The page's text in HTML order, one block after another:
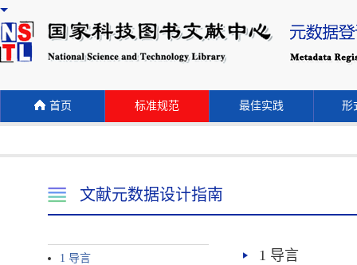
首页 标准规范 最佳实践 形
文献元数据设计指南
1 导言 1 导言